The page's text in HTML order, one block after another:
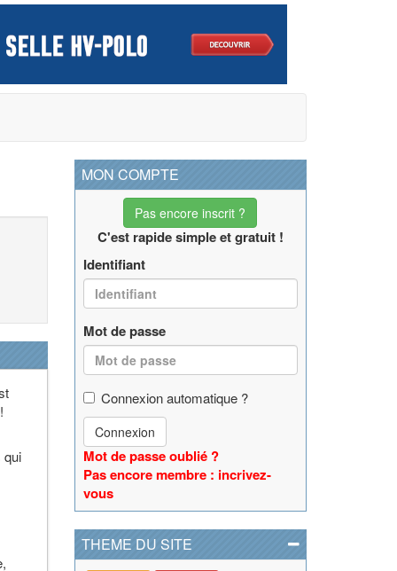
qui
MON COMPTE
Pas encore inscrit ?
C'est rapide simple et gratuit !
Identifiant
Mot de passe
Connexion automatique ?
Connexion
Mot de passe oublié ?
Pas encore membre : incrivez-
vous
THEME DU SITE